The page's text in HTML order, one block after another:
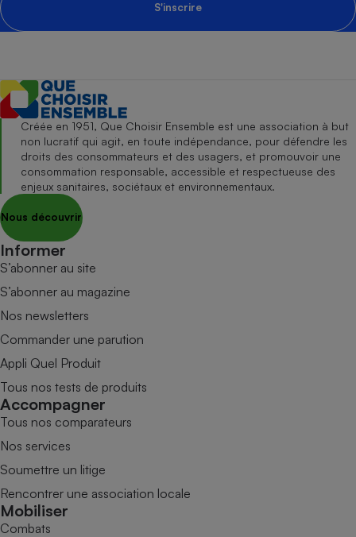
S'inscrire
Créée en 1951, Que Choisir Ensemble est une association à but
non lucratif qui agit, en toute indépendance, pour défendre les
droits des consommateurs et des usagers, et promouvoir une
consommation responsable, accessible et respectueuse des
enjeux sanitaires, sociétaux et environnementaux.
Nous découvrir
Informer
S’abonner au site
S’abonner au magazine
Nos newsletters
Commander une parution
Appli Quel Produit
Tous nos tests de produits
Accompagner
Tous nos comparateurs
Nos services
Soumettre un litige
Rencontrer une association locale
Mobiliser
Combats